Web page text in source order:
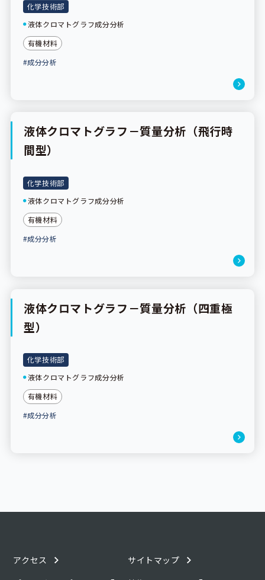
化学技術部
液体クロマトグラフ成分分析
有機材料
#成分分析
液体クロマトグラフ－質量分析（飛行時
間型）
化学技術部
液体クロマトグラフ成分分析
有機材料
#成分分析
液体クロマトグラフ－質量分析（四重極
型）
化学技術部
液体クロマトグラフ成分分析
有機材料
#成分分析
アクセス
サイトマップ